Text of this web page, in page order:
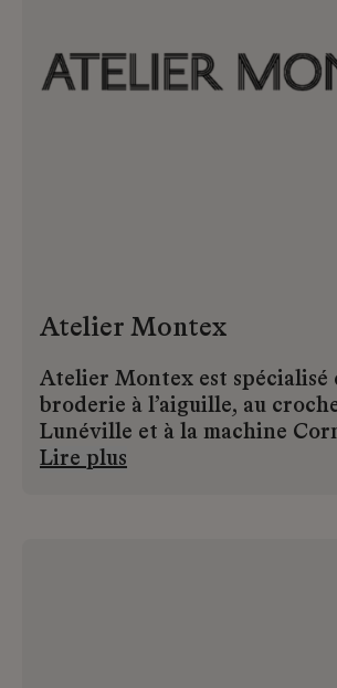
Atelier Montex
Atelier Montex est spécialisé
broderie à l’aiguille, au
Lunéville et à la machine
tradition et innovation, la
Lire plus